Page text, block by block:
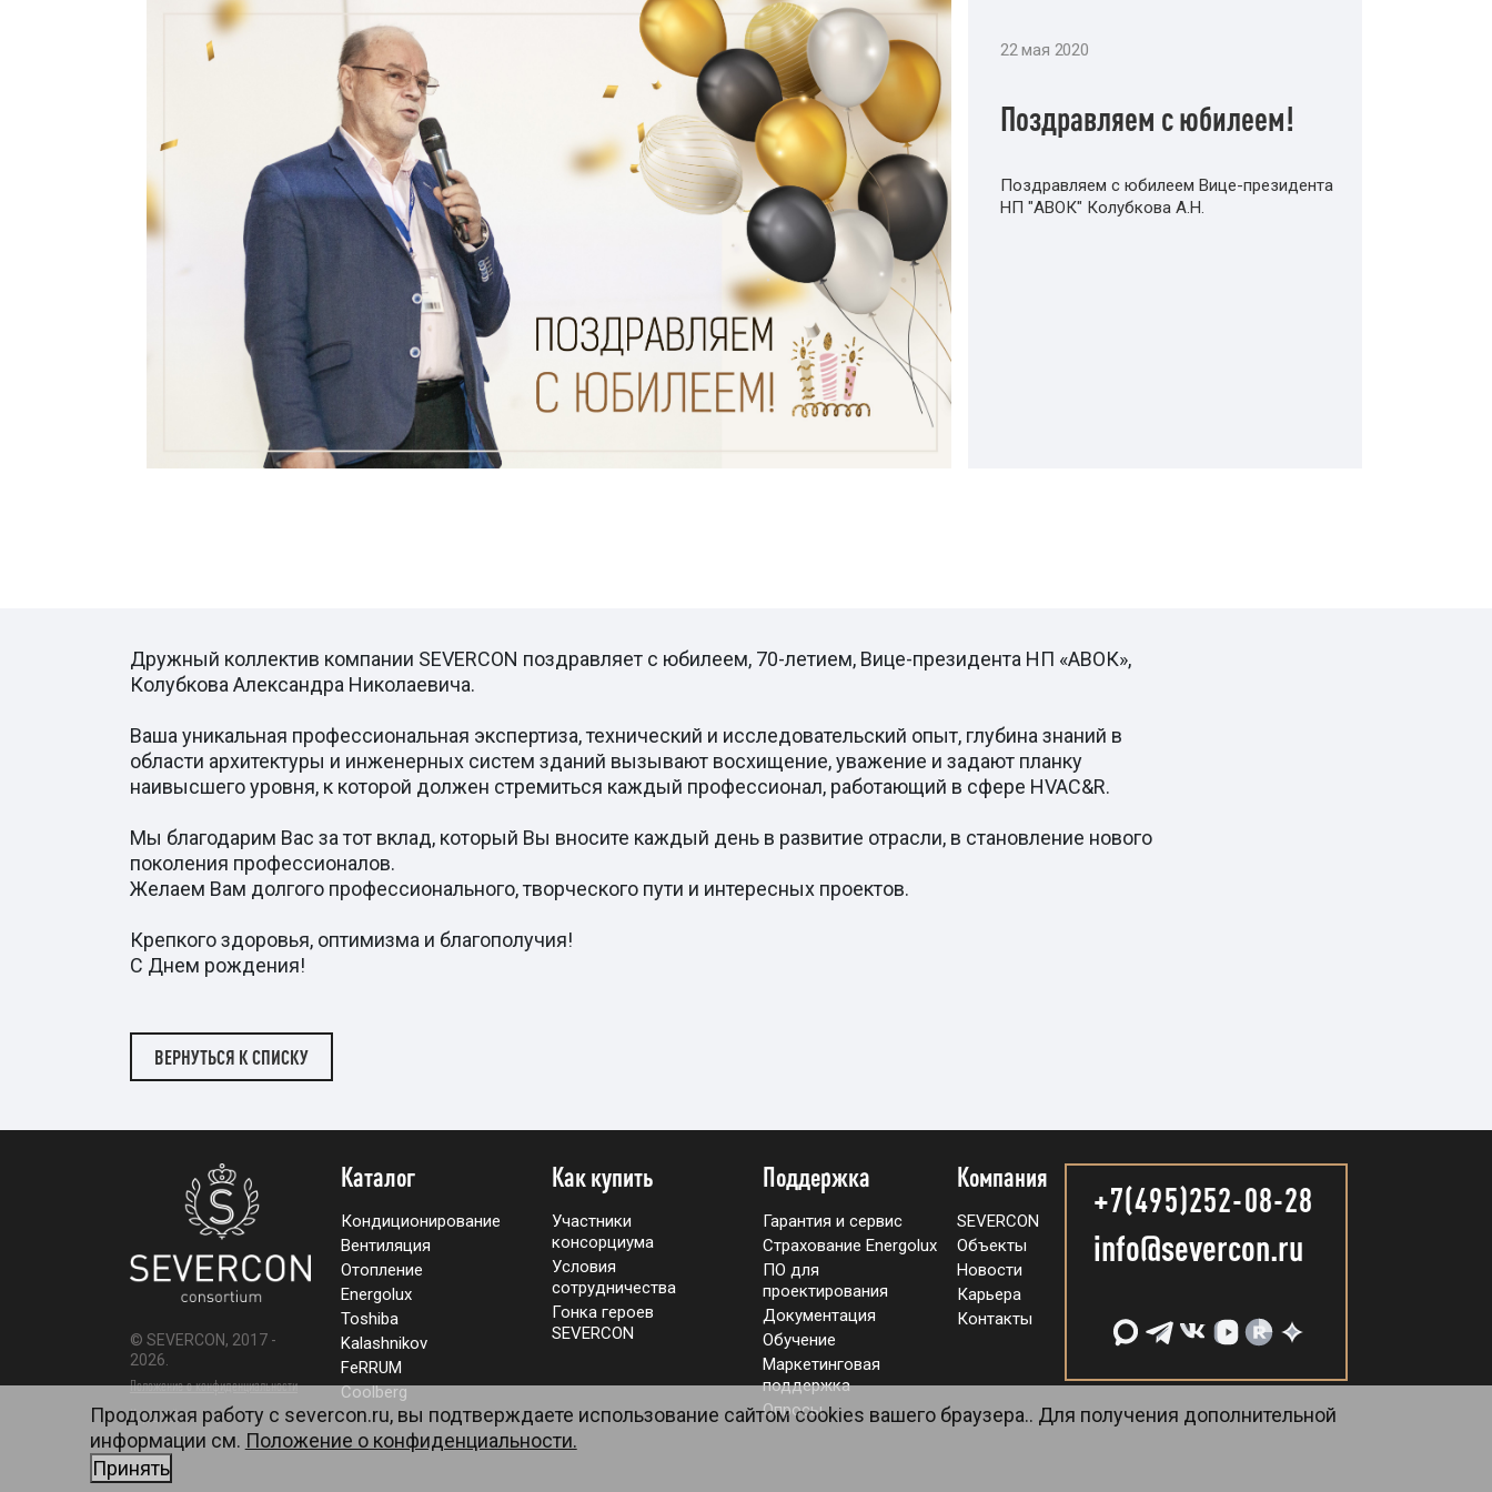
Страхование Energolux
22 мая 2020
Поздравляем с юбилеем!
Поздравляем с юбилеем Вице-президента
НП "АВОК" Колубкова А.Н.
Дружный коллектив компании SEVERCON поздравляет с юбилеем, 70-летием, Вице-президента НП «АВОК»,
Колубкова Александра Николаевича.
Ваша уникальная профессиональная экспертиза, технический и исследовательский опыт, глубина знаний в
области архитектуры и инженерных систем зданий вызывают восхищение, уважение и задают планку
наивысшего уровня, к которой должен стремиться каждый профессионал, работающий в сфере HVAC&R.
Мы благодарим Вас за тот вклад, который Вы вносите каждый день в развитие отрасли, в становление нового
поколения профессионалов.
Желаем Вам долгого профессионального, творческого пути и интересных проектов.
Крепкого здоровья, оптимизма и благополучия!
С Днем рождения!
ВЕРНУТЬСЯ К СПИСКУ
© SEVERCON, 2017 -
2026.
Положение о конфиденциальности
Карта сайта
Каталог
Кондиционирование
Вентиляция
Отопление
Energolux
Toshiba
Kalashnikov
FeRRUM
Coolberg
Как купить
Участники
консорциума
Условия
сотрудничества
Гонка героев
SEVERCON
Поддержка
Гарантия и сервис
Страхование Energolux
ПО для
проектирования
Документация
Обучение
Маркетинговая
поддержка
Опросы
Компания
SEVERCON
Объекты
Новости
Карьера
Контакты
+7(495)252-08-28
info@severcon.ru
Продолжая работу с severcon.ru, вы подтверждаете использование сайтом cookies вашего браузера.. Для получения дополнительной
информации см. Положение о конфиденциальности.
Принять